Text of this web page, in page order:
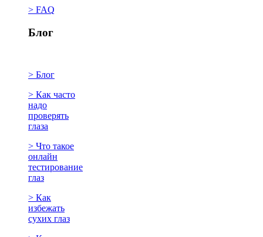
> FAQ
Блог
> Блог
> Как часто
надо
проверять
глаза
> Что такое
онлайн
тестирование
глаз
> Как
избежать
сухих глаз